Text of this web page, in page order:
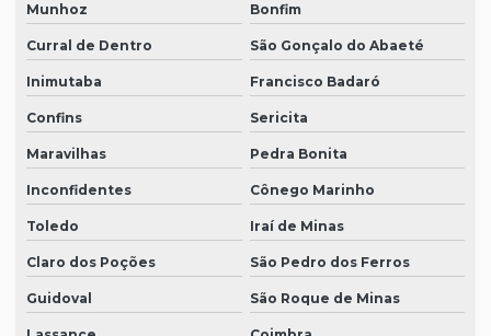
Munhoz Bonfim
Curral de Dentro São Gonçalo do Abaeté
Inimutaba Francisco Badaró
Confins Sericita
Maravilhas Pedra Bonita
Inconfidentes Cônego Marinho
Toledo Iraí de Minas
Claro dos Poções São Pedro dos Ferros
Guidoval São Roque de Minas